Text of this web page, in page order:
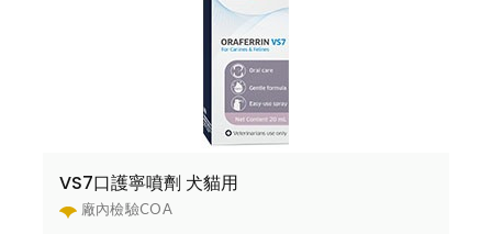
VS7口護寧噴劑 犬貓用
廠內檢驗COA